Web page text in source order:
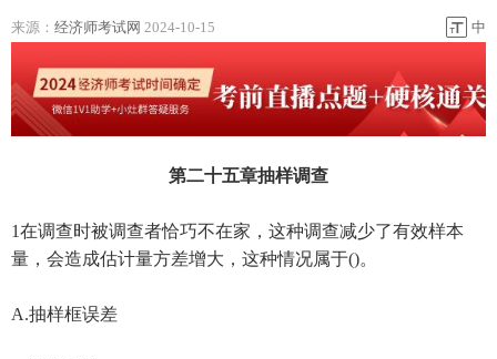
来源： 经济师考试网 2024-10-15 中
第二十五章抽样调查
1在调查时被调查者恰巧不在家，这种调查减少了有效样本
量，会造成估计量方差增大，这种情况属于()。
A.抽样框误差